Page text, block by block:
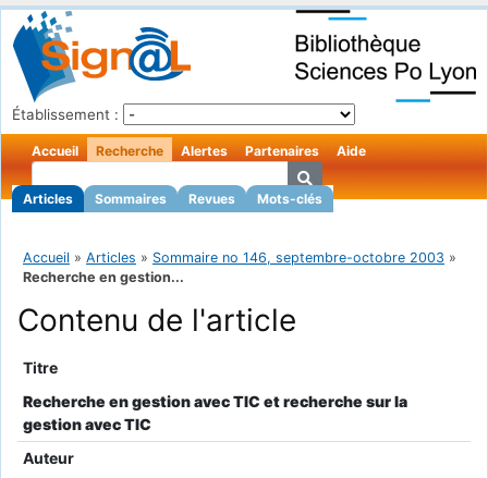
Établissement :
Accueil Recherche
Articles Sommaires Revues Mots-clés
Alertes Partenaires Aide
Accueil » Articles » Sommaire no 146, septembre-octobre 2003 »
Recherche en gestion...
Contenu de l'article
Titre
Recherche en gestion avec TIC et recherche sur la
gestion avec TIC
Auteur